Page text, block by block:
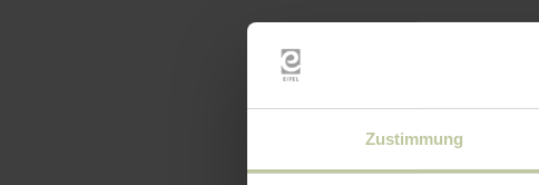
Zustimmung